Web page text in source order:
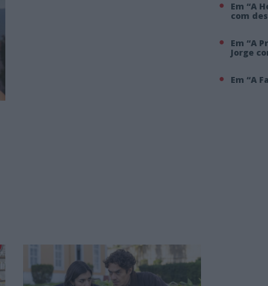
Em “A
com
Em “A
Jorge
Em “A